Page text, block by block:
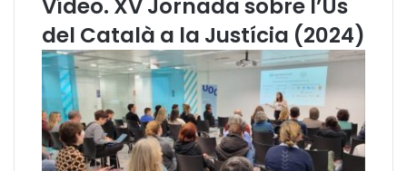
Vídeo. XV Jornada sobre l’Ús
del Català a la Justícia (2024)